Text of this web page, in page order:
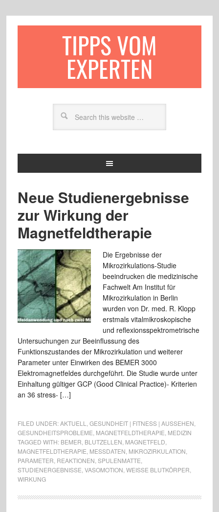
TIPPS VOM
EXPERTEN
Neue Studienergebnisse
zur Wirkung der
Magnetfeldtherapie
Die Ergebnisse der
Mikrozirkulations-Studie
beeindrucken die medizinische
Fachwelt Am Institut für
Mikrozirkulation in Berlin
wurden von Dr. med. R. Klopp
erstmals vitalmikroskopische
und reflexionsspektrometrische
Untersuchungen zur Beeinflussung des
Funktionszustandes der Mikrozirkulation und weiterer
Parameter unter Einwirken des BEMER 3000
Elektromagnetfeldes durchgeführt. Die Studie wurde unter
Einhaltung gültiger GCP (Good Clinical Practice)- Kriterien
an 36 stress- […]
FILED UNDER:AKTUELL GESUNDHEIT | FITNESS | AUSSEHEN
GESUNDHEITSPROBLEME MAGNETFELDTHERAPIE MEDIZIN
TAGGED WITH: BEMER BLUTZELLEN MAGNETFELD
MAGNETFELDTHERAPIE MESSDATEN MIKROZIRKULATION
PARAMETER REAKTIONEN SPULENMATTE
STUDIENERGEBNISSE VASOMOTION WEISSE BLUTKÖRPER
WIRKUNG